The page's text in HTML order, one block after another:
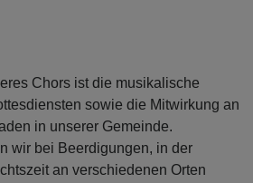
Chors ist die musikalische
sowie die Mitwirkung an
in unserer Gemeinde.
wir bei Beerdigungen, in der
an verschiedenen Orten